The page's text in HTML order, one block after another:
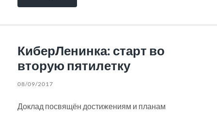
КиберЛенинка: старт во
вторую пятилетку
08/09/2017
Доклад посвящён достижениям и планам